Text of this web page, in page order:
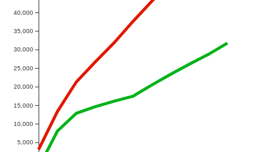
5,000
10,000
15,000
20,000
25,000
30,000
35,000
40,000